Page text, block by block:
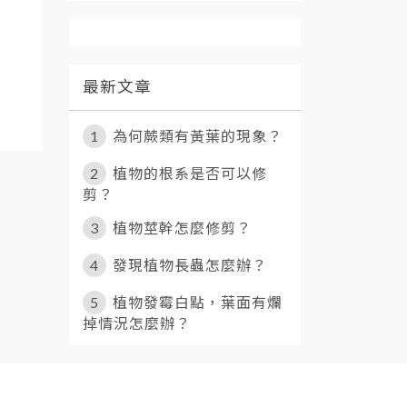
最新文章
1 為何蕨類有黃葉的現象？
2
植物的根系是否可以修
剪？
3
植物莖幹怎麼修剪？
4 發現植物長蟲怎麼辦？
5
植物發霉白點，葉面有爛
掉情況怎麼辦？